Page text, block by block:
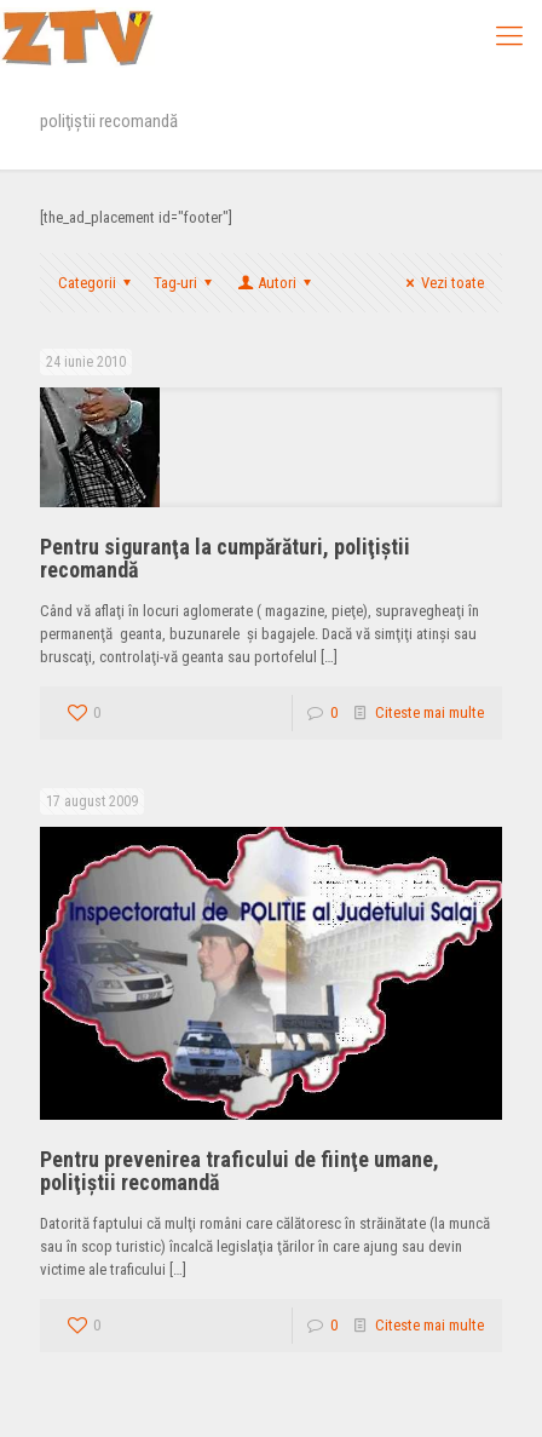
poliţiştii recomandă
[the_ad_placement id="footer"]
Categorii Tag-uri Autori Vezi toate
24 iunie 2010
Pentru siguranţa la cumpărături, poliţiştii
recomandă
Când vă aflaţi în locuri aglomerate ( magazine, pieţe), supravegheaţi în
permanenţă geanta, buzunarele şi bagajele. Dacă vă simţiţi atinşi sau
bruscaţi, controlaţi-vă geanta sau portofelul
[…]
0 0 Citeste mai multe
17 august 2009
Pentru prevenirea traficului de fiinţe umane,
poliţiştii recomandă
Datorită faptului că mulţi români care călătoresc în străinătate (la muncă
sau în scop turistic) încalcă legislaţia ţărilor în care ajung sau devin
victime ale traficului […]
0 0 Citeste mai multe